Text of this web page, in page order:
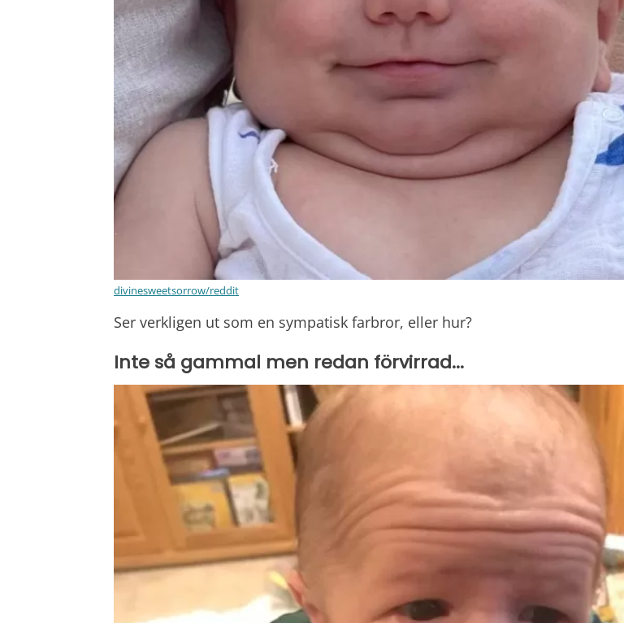
divinesweetsorrow/reddit
Ser verkligen ut som en sympatisk farbror, eller hur?
Inte så gammal men redan förvirrad...